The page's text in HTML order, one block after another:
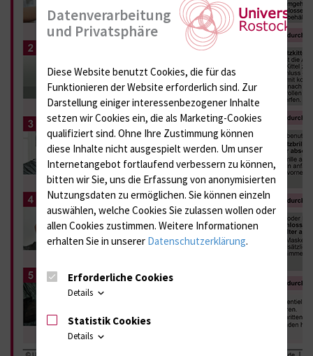
Datenverarbeitung
und Privatsphäre
Diese Website benutzt Cookies, die für das
Funktionieren der Website erforderlich sind. Zur
Darstellung einiger interessenbezogener Inhalte
setzen wir Cookies ein, die als Marketing-Cookies
qualifiziert sind. Ohne Ihre Zustimmung können
diese Inhalte nicht ausgespielt werden. Um unser
Internetangebot fortlaufend verbessern zu können,
bitten wir Sie, uns die Erfassung von anonymisierten
Nutzungsdaten zu ermöglichen. Sie können einzeln
auswählen, welche Cookies Sie zulassen wollen oder
allen Cookies zustimmen. Weitere Informationen
erhalten Sie in unserer Datenschutzerklärung.
Erforderliche Cookies
Details
Statistik Cookies
Details